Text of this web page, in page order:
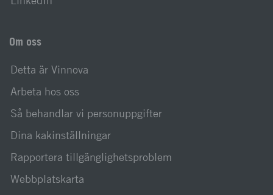
Om oss
Detta är Vinnova
Arbeta hos oss
Så behandlar vi personuppgifter
Dina kakinställningar
Rapportera tillgänglighetsproblem
Webbplatskarta